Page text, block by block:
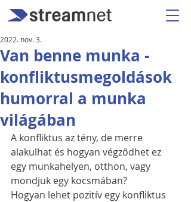
Van benne munka -
konfliktusmegoldások
humorral a munka
világában
2022. nov. 3.
A konfliktus az tény, de merre
alakulhat és hogyan végződhet ez
egy munkahelyen, otthon, vagy
mondjuk egy kocsmában?
Hogyan lehet pozitív egy konfliktus